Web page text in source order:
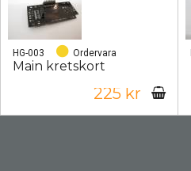
HG-003 Ordervara
Main kretskort
225 kr